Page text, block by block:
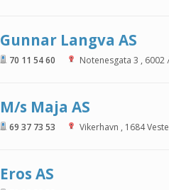
Gunnar Langva AS
70 11 54 60 Notenesgata 3 , 6002
M/s Maja AS
69 37 73 53 Vikerhavn , 1684
Eros AS